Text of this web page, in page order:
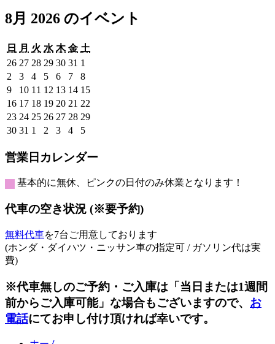
8月 2026 のイベント
日
日
曜
日
月 月
曜
日
火 火
曜
日
水 水
曜
日
木木
曜
日
金金
曜
日
土
262026
年
7
月
26
日
272026
年
7
月
27
日
282026
年
7
月
28
日
292026
年
7
月
29
日
302026
年
7
月
30
日
31 2026
年
7
月
31
日
1
8
月
1
日
2 2026
年
8
月
2
日
32026
年
8
月
3
日
42026
年
8
月
4
日
52026
年
8
月
5
日
62026
年
8
月
6
日
72026
年
8
月
7
日
82026
年
8
月
8
日
92026
年
8
月
9
日
102026
年
8
月
10
11 2026
年
8
月
11
12 2026
年
8
月
12
132026
年
8
月
13
142026
年
8
月
14
152026
8
162026
年
8
16
日
172026
年
8
17
日
182026
年
8
18
日
192026
年
8
19
日
202026
年
20
日
21 2026
年
8
21
日
22
年
232026
年
月
23
日
242026
年
月
24
日
252026
年
月
25
日
262026
年
月
26
日
272026
年
月
27
日
282026
年
月
28
292026
日
302026
8
月
30
日
31 2026
8
月
31
日
1
2026
9
月
1
日
2 2026
9
月
2
日
32026
9
月
3
日
42026
9
月
4
日
52026
9
5
日
営業日カレンダー
基本的に無休、ピンクの日付のみ休業となります！
代車の空き状況 (※要予約)
無料代車を7台ご用意しております
(ホンダ・ダイハツ・ニッサン車の指定可 / ガソリン代は実
費)
※代車無しのご予約・ご入庫は「当日または1週間
前からご入庫可能」な場合もございますので、 お
電話にてお申し付け頂ければ幸いです。